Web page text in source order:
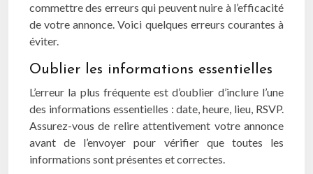
commettre des erreurs qui peuvent nuire à l’efficacité
de votre annonce. Voici quelques erreurs courantes à
éviter.
Oublier les informations essentielles
L’erreur la plus fréquente est d’oublier d’inclure l’une
des informations essentielles : date, heure, lieu, RSVP.
Assurez-vous de relire attentivement votre annonce
avant de l’envoyer pour vérifier que toutes les
informations sont présentes et correctes.